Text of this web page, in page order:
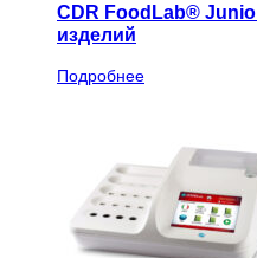
CDR FoodLab®
изделий
Подробнее